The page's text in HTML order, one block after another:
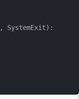
SystemExit):